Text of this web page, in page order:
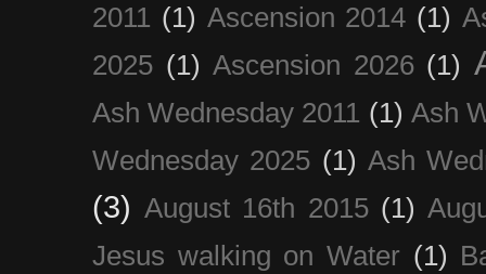
2011 (1) Ascension 2014 (1)
2025 (1) Ascension 2026 (1)
Ash Wednesday 2011 (1) Ash
Wednesday 2025 (1) Ash
(3) August 16th 2015 (1)
Jesus walking on Water (1)